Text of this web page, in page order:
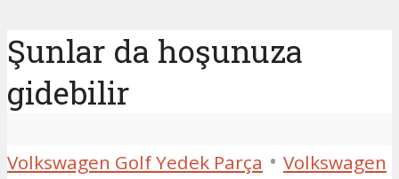
Şunlar da hoşunuza
gidebilir
Volkswagen Golf Yedek Parça • Volkswagen